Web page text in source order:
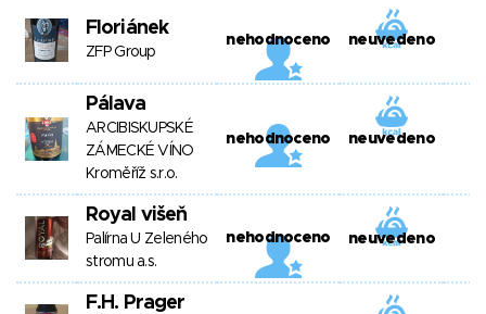
Floriánek
ZFP Group
nehodnoceno neuvedeno
Pálava
ARCIBISKUPSKÉ
ZÁMECKÉ VÍNO
Kroměříž s.r.o.
nehodnoceno neuvedeno
Royal višeň
Palírna U Zeleného
stromu a.s.
nehodnoceno neuvedeno
F.H. Prager